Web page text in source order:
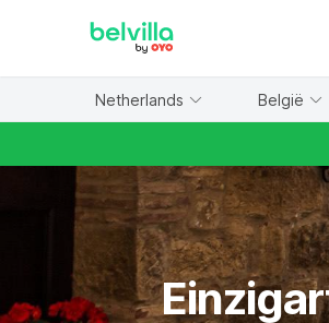
Netherlands België